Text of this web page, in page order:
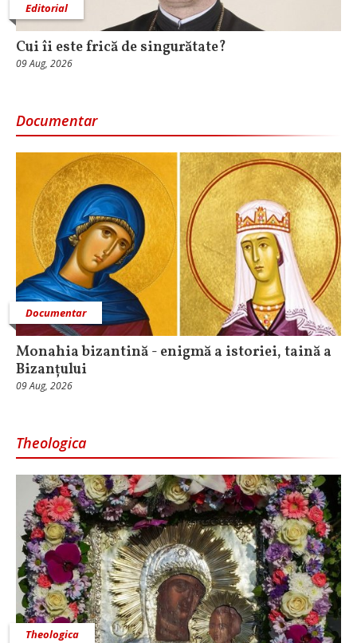
Editorial
Cui îi este frică de singurătate?
09 Aug, 2026
Documentar
Documentar
Monahia bizantină - enigmă a istoriei, taină a
Bizanțului
09 Aug, 2026
Theologica
Theologica